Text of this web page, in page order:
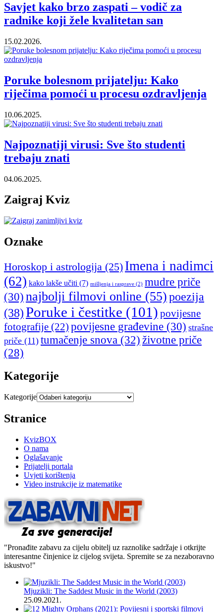
Savjet kako brzo zaspati – vodič za
radnike koji žele kvalitetan san
15.02.2026.
Poruke bolesnom prijatelju: Kako
riječima pomoći u procesu ozdravljenja
10.06.2025.
Najpoznatiji virusi: Sve što studenti
trebaju znati
04.06.2025.
Zaigraj Kviz
Oznake
Horoskop i astrologija (25) Imena i nadimci
(62) kako lakše učiti (7) mišljenja i rasprave (2) mudre priče
(30) najbolji filmovi online (55)poezija
(38)Poruke i čestitke (101) povijesne
fotografije (22) povijesne građevine (30) strašne
priče (11) tumačenje snova (32) životne priče
(28)
Kategorije
Kategorije
Stranice
KvizBOX
O nama
Oglašavanje
Prijatelji portala
Uvjeti korištenja
Video instrukcije iz matematike
"Pronađite zabavu za cijelu obitelj uz raznolike sadržaje i otkrijte
interesantne činjenice iz cijelog svijeta. Spremite se za nezaboravno
iskustvo!"
Mjuzikli: The Saddest Music in the World (2003)
25.09.2021.